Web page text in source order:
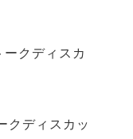
クディスカ
クディスカッ